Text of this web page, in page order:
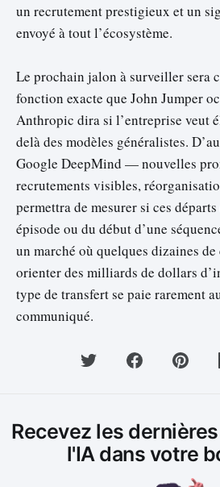
un recrutement prestigieux et un
envoyé à tout l’écosystème.
Le prochain jalon à surveiller sera
fonction exacte que John Jumper
Anthropic dira si l’entreprise veut
delà des modèles généralistes.
Google DeepMind — nouvelles
recrutements visibles,
permettra de mesurer si ces
épisode ou du début d’une
un marché où quelques dizaines
orienter des milliards de dollars
type de transfert se paie rarement
communiqué.
Recevez les
l'IA dans votre